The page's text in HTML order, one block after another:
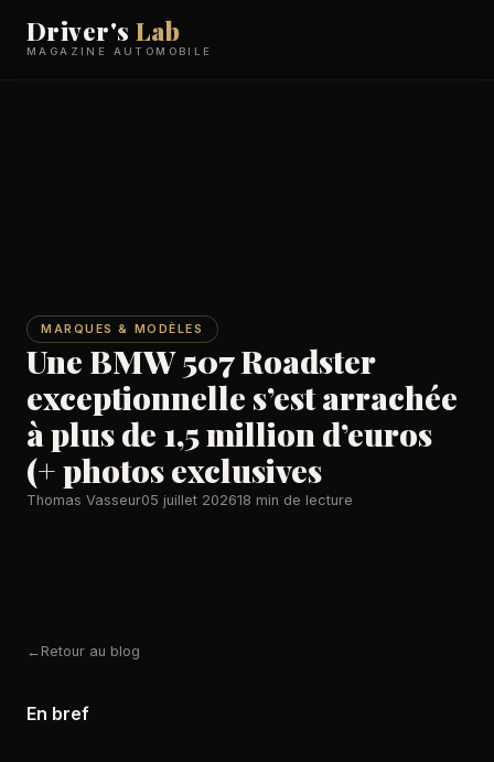
Driver'sLab
MAGAZINE AUTOMOBILE
MARQUES & MODÈLES
Une BMW 507 Roadster
exceptionnelle s’est arrachée
à plus de 1,5 million d’euros
(+ photos exclusives
Thomas Vasseur05 juillet 202618 min de lecture
Retour au blog
En bref